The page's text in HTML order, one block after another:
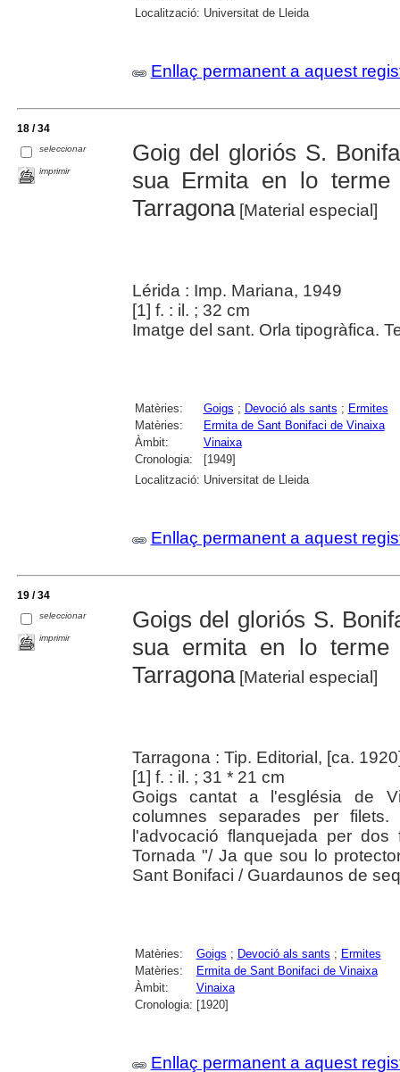
Localització: Universitat de Lleida
Enllaç permanent a aquest
18 / 34
seleccionar
imprimir
Goig del gloriós S.
sua Ermita en lo terme
Tarragona[Material especial]
Lérida : Imp. Mariana, 1949
[1] f. : il. ; 32 cm
Imatge del sant. Orla tipogràfica.
Matèries: Goigs ; Devoció als sants ; Ermites
Matèries:
Ermita de Sant Bonifaci de Vinaixa
Àmbit:
Vinaixa
Cronologia:
[1949]
Localització: Universitat de Lleida
Enllaç permanent a aquest
19 / 34
seleccionar
imprimir
Goigs del gloriós S.
sua ermita en lo terme
Tarragona[Material especial]
Tarragona : Tip. Editorial, [ca.
[1] f. : il. ; 31 * 21 cm
Goigs cantat a l'església de
columnes separades per
l'advocació flanquejada per
Tornada "/ Ja que sou lo
Sant Bonifaci / Guardaunos de
Matèries: Goigs ; Devoció als sants ; Ermites
Matèries:
Ermita de Sant Bonifaci de Vinaixa
Àmbit:
Vinaixa
Cronologia: [1920]
Enllaç permanent a aquest